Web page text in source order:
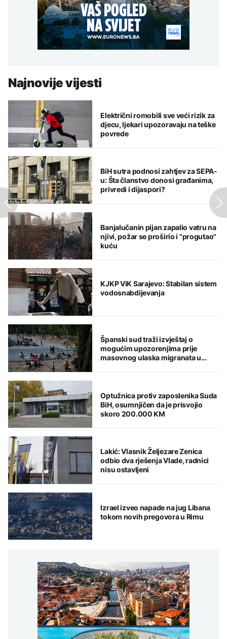
Najnovije vijesti
Električni romobili sve veći rizik za
djecu, ljekari upozoravaju na teške
povrede
BiH sutra podnosi zahtjev za SEPA-
u: Šta članstvo donosi građanima,
privredi i dijaspori?
Banjalučanin pijan zapalio vatru na
njivi, požar se proširio i "progutao"
kuću
KJKP ViK Sarajevo: Stabilan sistem
vodosnabdijevanja
Španski sud traži izvještaj o
mogućim upozorenjima prije
masovnog ulaska migranata u
Optužnica protiv zaposlenika Suda
BiH, osumnjičen da je prisvojio
skoro 200.000 KM
Lakić: Vlasnik Željezare Zenica
odbio dva rješenja Vlade, radnici
nisu ostavljeni
Izrael izveo napade na jug Libana
tokom novih pregovora u Rimu